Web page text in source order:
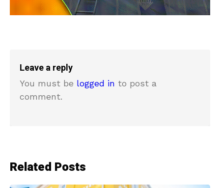
Leave a reply
You must be logged in to post a
comment.
Related Posts